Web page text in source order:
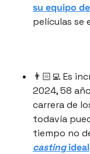
su equipo
películas se
👨🏻‍💻 Es
2024, 58
carrera de
todavía
tiempo no
casting ideal